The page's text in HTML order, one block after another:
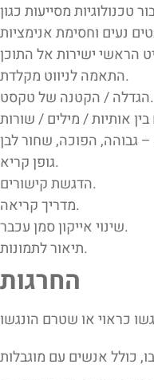
נעים וחסימת אנימציות
התאמה לניווט מקלדת.
הגדלה / הקטנה של טקסט.
גופן קריא.
הדגשת קישורים.
מדריך קריאה.
שינוי אייקון סמן עכבר.
תיאור לתמונות.
החרגות